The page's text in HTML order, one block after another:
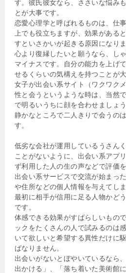
す。彼氏彼女なら、ささいな悩み
とが大事です。
恋愛心理学と呼ばれるものは、仕
上でも役立ちますが、効果がある
すといさかいが起きる原因になりま
心より復縁したいと願うなら、し
マイナスです。自分の能力を上げ
せるくらいの気構えを持つことが大
女子が出会い系サイト（ワクワク
性と会うというような時は、当然
で明るいうちに顔を合わせましょ
静かなところで二人きりで会うの
す。
低劣な会社が運用しているうさん
ことがないように、出会い系アプ
ず利用した人の生の声などで評価
出会い系サービスで交流が始まっ
や住所などの個人情報を与えてし
最初に相手が信用に足る人物かど
です。
体感できる効果がすばらしいもの
ックをたくさんの人で試みるのは
いて欲しいと希望する異性だけに
ばなりません。
出会いがないとぼやいているなら
出かける」、「落ち着いた美術館